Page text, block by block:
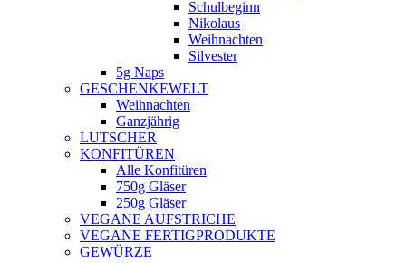
Schulbeginn
Nikolaus
Weihnachten
Silvester
5g Naps
GESCHENKEWELT
Weihnachten
Ganzjährig
LUTSCHER
KONFITÜREN
Alle Konfitüren
750g Gläser
250g Gläser
VEGANE AUFSTRICHE
VEGANE FERTIGPRODUKTE
GEWÜRZE